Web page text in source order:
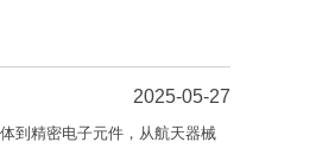
2025-05-27
到精密电子元件，从航天器械